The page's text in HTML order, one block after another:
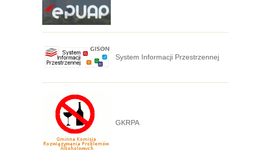
System Informacji Przestrzennej
GKRPA